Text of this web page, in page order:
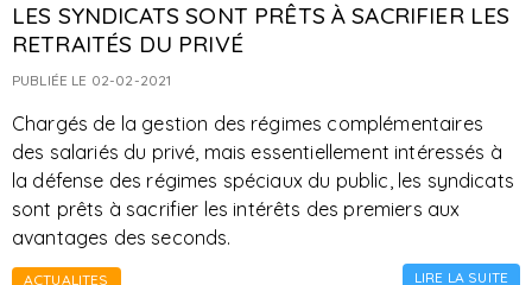
LES SYNDICATS SONT PRÊTS À SACRIFIER LES
RETRAITÉS DU PRIVÉ
PUBLIÉE LE 02-02-2021
Chargés de la gestion des régimes complémentaires
des salariés du privé, mais essentiellement intéressés à
la défense des régimes spéciaux du public, les syndicats
sont prêts à sacrifier les intérêts des premiers aux
avantages des seconds.
ACTUALITES LIRE LA SUITE